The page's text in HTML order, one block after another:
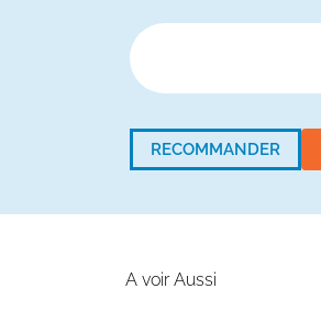
RECOMMANDER
A voir Aussi